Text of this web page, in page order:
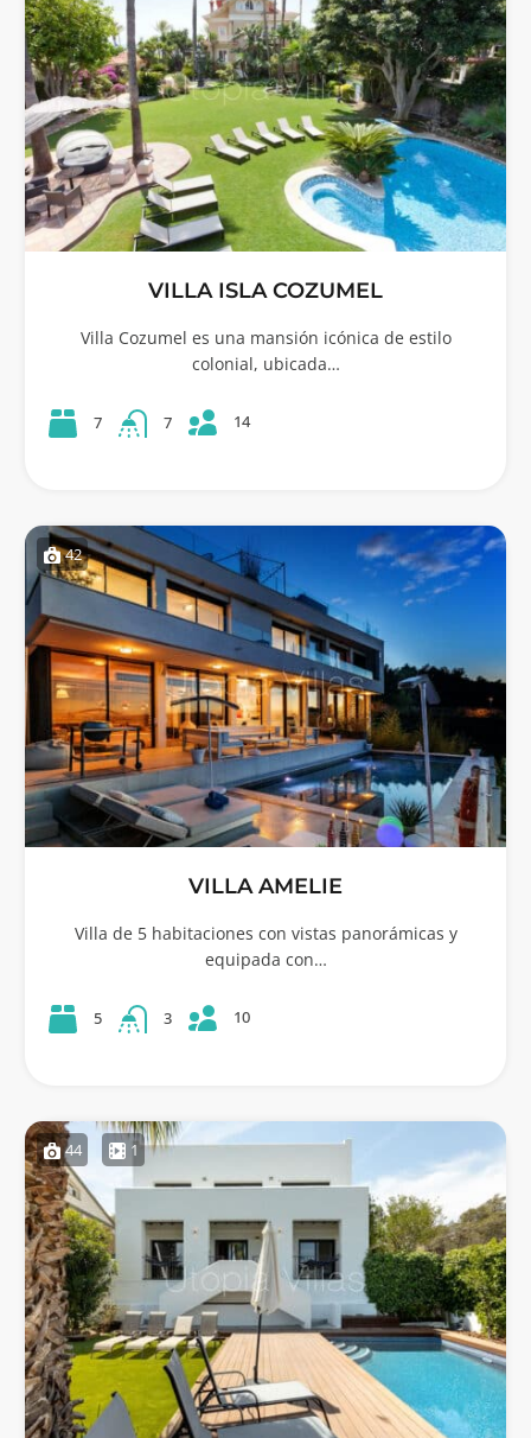
VILLA ISLA COZUMEL
Villa Cozumel es una mansión icónica de estilo
colonial, ubicada…
7 7 14
42
VILLA AMELIE
Villa de 5 habitaciones con vistas panorámicas y
equipada con…
5 3 10
44 1